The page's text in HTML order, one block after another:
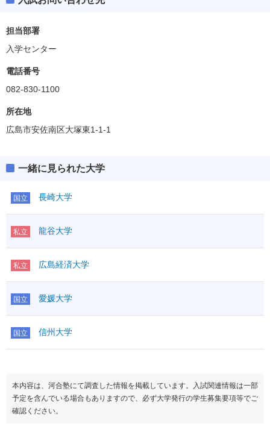
担当部署
入学センター
電話番号
082-830-1100
所在地
広島市安佐南区大塚東1-1-1
一緒に見られた大学
国立 長崎大学
私立 龍谷大学
私立 広島経済大学
国立 愛媛大学
国立 信州大学
本内容は、河合塾にて調査した情報を掲載しています。入試関連情報は一部
予定を含んでいる場合もありますので、必ず大学発行の学生募集要項等でご
確認ください。